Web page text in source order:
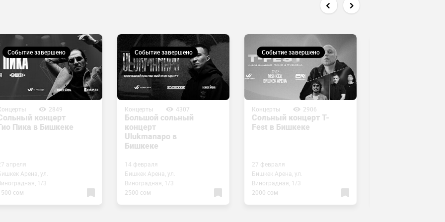
Событие завершено
2849
концерт
Пика в Бишкеке
апреля
Арена, ул.
1/3
сом
Событие завершено
Концерты 4307
Большой сольный
концерт
Ulukmanapo в
Бишкеке
14 февраля
Бишкек Арена, ул.
Виноградная, 1/3
2500 сом
Событие завершено
Концерты 2906
Сольный концерт T-
Fest в Бишкеке
27 февраля
Бишкек Арена, ул.
Виноградная, 1/3
2000 сом